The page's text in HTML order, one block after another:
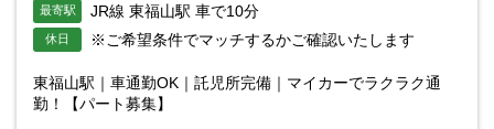
最寄駅 JR線 東福山駅 車で10分
休日 ※ご希望条件でマッチするかご確認いたします
東福山駅｜車通勤OK｜託児所完備｜マイカーでラクラク通
勤！【パート募集】